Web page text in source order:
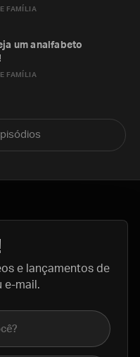
FAMÍLIA
FAMÍLIA
um analfabeto
e lançamentos de
e-mail.